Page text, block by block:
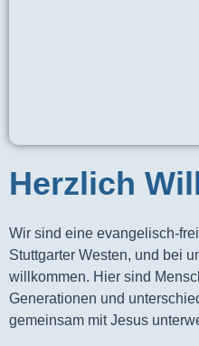
Herzlich
Wir sind eine evangelisch-
Stuttgarter Westen, und bei
willkommen. Hier sind
Generationen und
gemeinsam mit Jesus